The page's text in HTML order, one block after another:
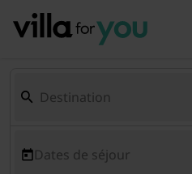
Dates de séjour